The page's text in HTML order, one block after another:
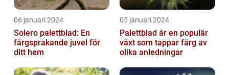
06 januari 2024
Solero palettblad: En
färgsprakande juvel för
ditt hem
05 januari 2024
Palettblad är en populär
växt som tappar färg av
olika anledningar